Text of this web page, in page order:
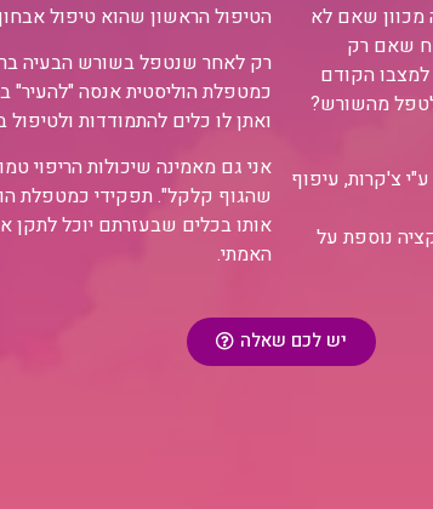
שאם לא
שאם רק
למצבו הקודם
מהשורש?
צ'קרות, עיפוף
נוספת על
הטיפול הראשון שהוא טיפול
רק לאחר שנטפל בשורש הבעיה
כמטפלת הוליסטית אנסה "להעיר"
ואתן לו כלים להתמודדות
אני גם מאמינה שיכולות הריפוי
שהגוף קלקל". תפקידי כמטפלת
אותו בכלים שבעזרתם יוכל לתקן
האמתי.
יש לכם שאלה